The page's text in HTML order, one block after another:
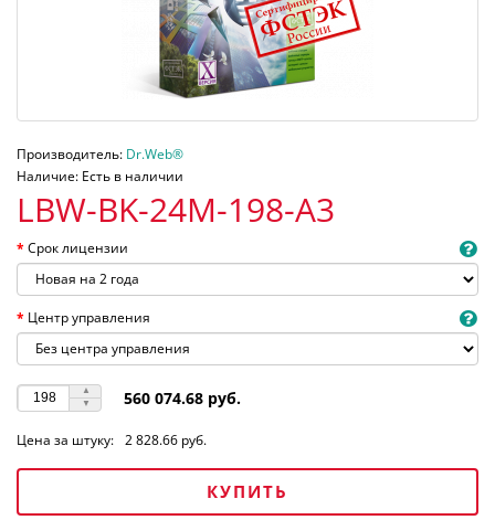
Производитель: Dr.Web®
Наличие: Есть в наличии
LBW-BK-24M-198-A3
Срок лицензии
Центр управления
560 074.68 руб.
Цена за штуку: 2 828.66 руб.
КУПИТЬ